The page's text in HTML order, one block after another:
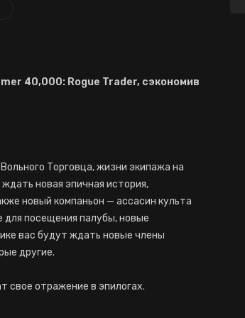
40,000: Rogue Trader, сэкономив
Торговца, жизни экипажа на
новая эпичная история,
новый компаньон — ассасин культа
для посещения палубы, новые
вас будут ждать новые члены
другие.
свое отражение в эпилогах.